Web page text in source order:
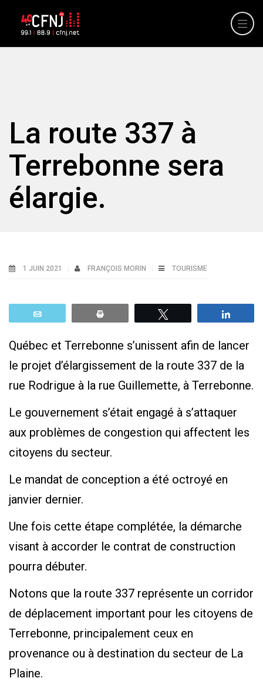
La route 337 à
Terrebonne sera
élargie.
1 JUIN 2021 FRANÇOIS MORIN TOURISME
Québec et Terrebonne s’unissent afin de lancer
le projet d’élargissement de la route 337 de la
rue Rodrigue à la rue Guillemette, à Terrebonne.
Le gouvernement s’était engagé à s’attaquer
aux problèmes de congestion qui affectent les
citoyens du secteur.
Le mandat de conception a été octroyé en
janvier dernier.
Une fois cette étape complétée, la démarche
visant à accorder le contrat de construction
pourra débuter.
Notons que la route 337 représente un corridor
de déplacement important pour les citoyens de
Terrebonne, principalement ceux en
provenance ou à destination du secteur de La
Plaine.